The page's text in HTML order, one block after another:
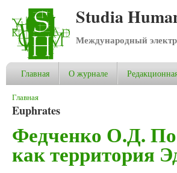
Studia
Международный
Главная О журнале
Вы здесь
Главная
Euphrates
Федченко О.Д.
как территория